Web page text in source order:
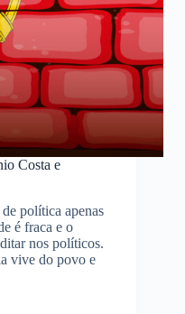
Costa e
política apenas
é fraca e o
nos políticos.
vive do povo e